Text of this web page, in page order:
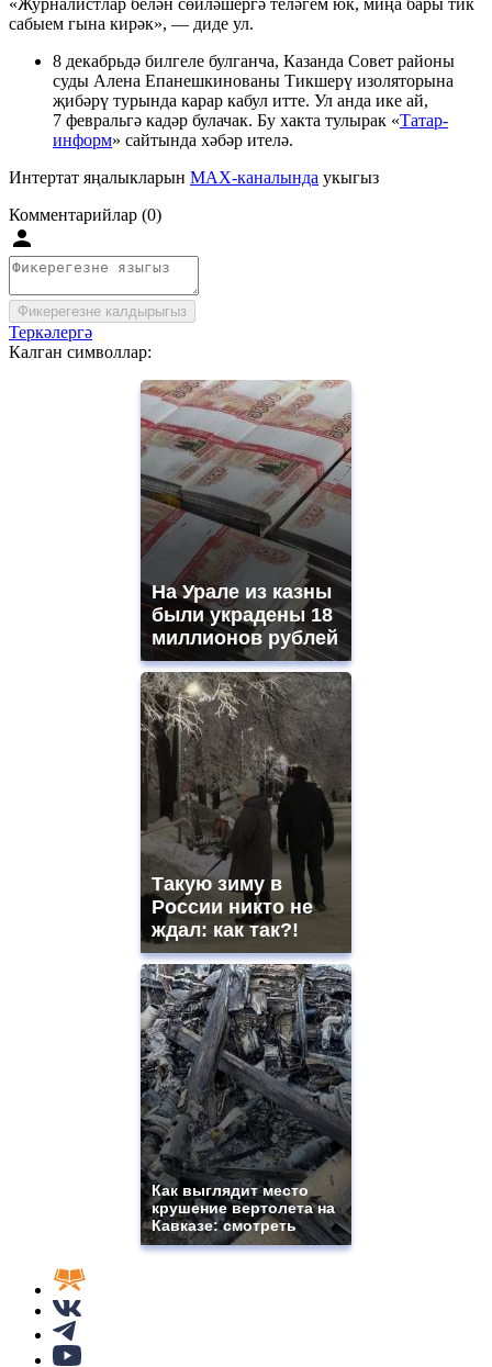
«Журналистлар белән сөйләшергә теләгем юк, миңа бары тик
сабыем гына кирәк», — диде ул.
8 декабрьдә билгеле булганча, Казанда Совет районы
суды Алена Епанешкинованы Тикшерү изоляторына
җибәрү турында карар кабул итте. Ул анда ике ай,
7 февральгә кадәр булачак. Бу хакта тулырак «Татар-
информ» сайтында хәбәр ителә.
Интертат яңалыкларын MAX-каналында укыгыз
Комментарийлар (0)
Фикерегезне калдырыгыз
Теркәлергә
Калган символлар:
На Урале из казны
были украдены 18
миллионов рублей
Такую зиму в
России никто не
ждал: как так?!
Как выглядит место
крушение вертолета на
Кавказе: смотреть